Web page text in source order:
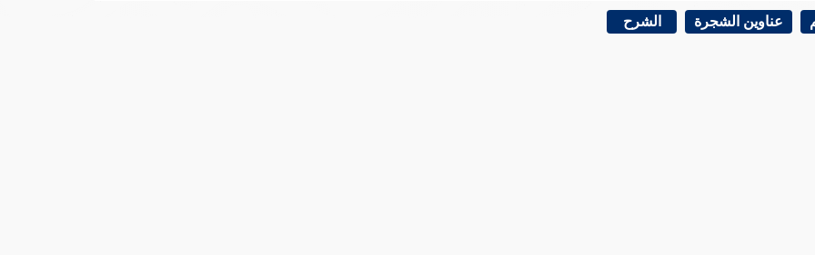
عناوين الشجرة الشرح